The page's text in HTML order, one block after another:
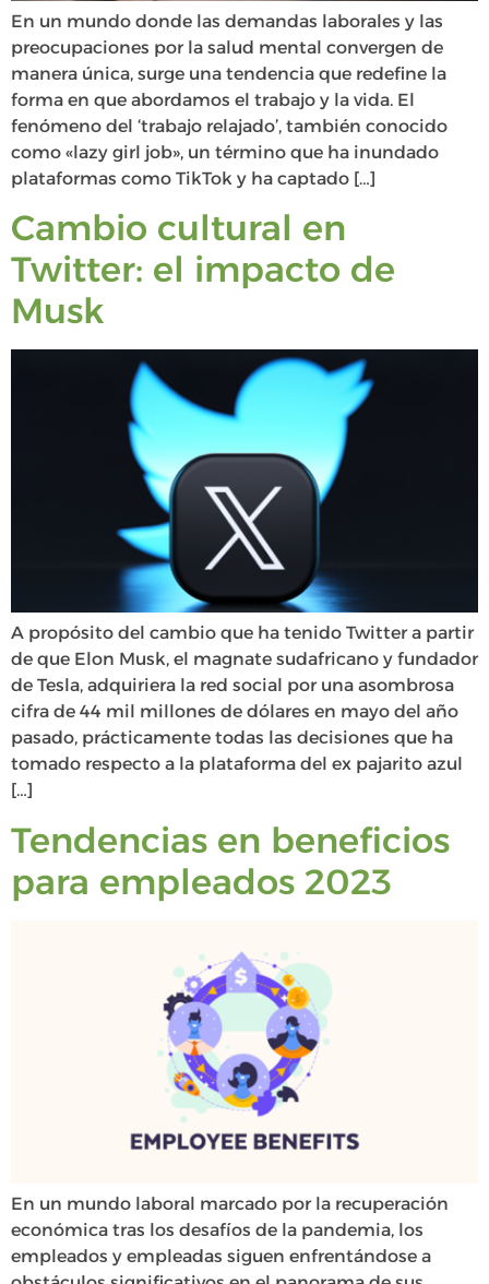
En un mundo donde las demandas laborales y las
preocupaciones por la salud mental convergen de
manera única, surge una tendencia que redefine la
forma en que abordamos el trabajo y la vida. El
fenómeno del ‘trabajo relajado’, también conocido
como «lazy girl job», un término que ha inundado
plataformas como TikTok y ha captado […]
Cambio cultural en
Twitter: el impacto de
Musk
A propósito del cambio que ha tenido Twitter a partir
de que Elon Musk, el magnate sudafricano y fundador
de Tesla, adquiriera la red social por una asombrosa
cifra de 44 mil millones de dólares en mayo del año
pasado, prácticamente todas las decisiones que ha
tomado respecto a la plataforma del ex pajarito azul
[…]
Tendencias en beneficios
para empleados 2023
En un mundo laboral marcado por la recuperación
económica tras los desafíos de la pandemia, los
empleados y empleadas siguen enfrentándose a